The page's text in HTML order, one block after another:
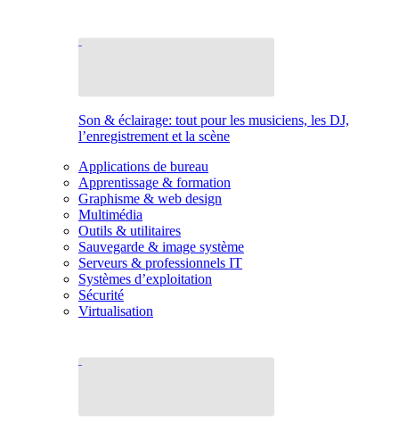
Son & éclairage: tout pour les musiciens, les DJ,
l’enregistrement et la scène
Applications de bureau
Apprentissage & formation
Graphisme & web design
Multimédia
Outils & utilitaires
Sauvegarde & image système
Serveurs & professionnels IT
Systèmes d’exploitation
Sécurité
Virtualisation